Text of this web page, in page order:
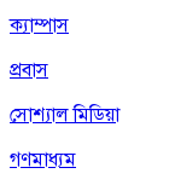
ক্যাম্পাস
প্রবাস
সোশ্যাল মিডিয়া
গণমাধ্যম